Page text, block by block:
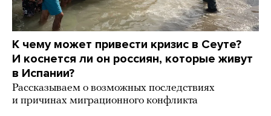
К чему может привести кризис в Сеуте?
И коснется ли он россиян, которые живут
в Испании?
Рассказываем о возможных последствиях
и причинах миграционного конфликта